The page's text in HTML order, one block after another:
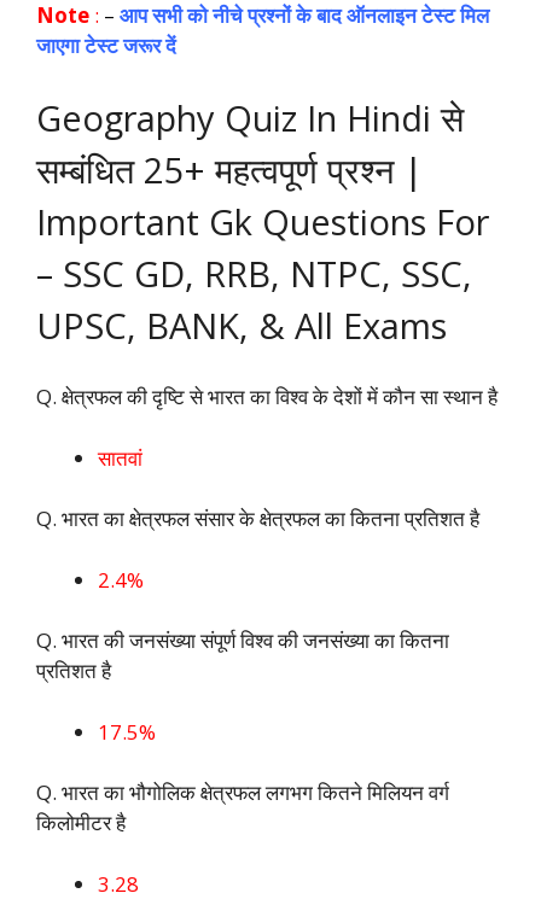
Note : – आप सभी को नीचे प्रश्नों के बाद ऑनलाइन टेस्ट मिल
जाएगा टेस्ट जरूर दें
Geography Quiz In Hindi से
सम्बंधित 25+ महत्वपूर्ण प्रश्न |
Important Gk Questions For
– SSC GD, RRB, NTPC, SSC,
UPSC, BANK, & All Exams
Q. क्षेत्रफल की दृष्टि से भारत का विश्व के देशों में कौन सा स्थान है
सातवां
Q. भारत का क्षेत्रफल संसार के क्षेत्रफल का कितना प्रतिशत है
2.4%
Q. भारत की जनसंख्या संपूर्ण विश्व की जनसंख्या का कितना
प्रतिशत है
17.5%
Q. भारत का भौगोलिक क्षेत्रफल लगभग कितने मिलियन वर्ग
किलोमीटर है
3.28